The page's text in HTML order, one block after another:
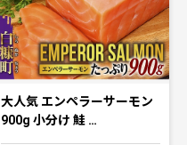
大人気 エンペラーサーモン
900g 小分け 鮭 …